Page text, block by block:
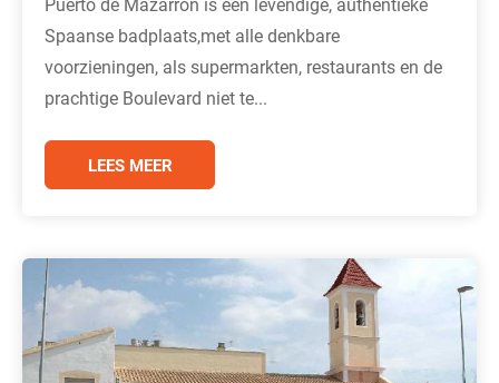
Spaanse badplaats,met alle denkbare
voorzieningen, als supermarkten, restaurants en de
prachtige Boulevard niet te...
LEES MEER